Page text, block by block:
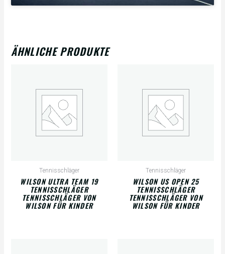
ÄHNLICHE PRODUKTE
Tennisschläger
WILSON ULTRA TEAM 19
TENNISSCHLÄGER
TENNISSCHLÄGER VON
WILSON FÜR KINDER
Tennisschläger
WILSON US OPEN 25
TENNISSCHLÄGER
TENNISSCHLÄGER VON
WILSON FÜR KINDER